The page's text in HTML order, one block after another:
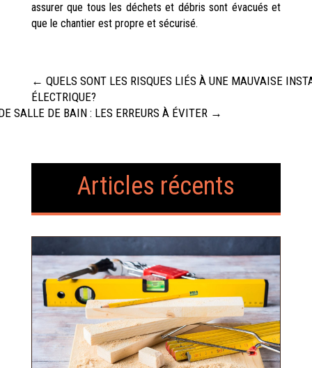
assurer que tous les déchets et débris sont évacués et
que le chantier est propre et sécurisé.
← QUELS SONT LES RISQUES LIÉS À UNE MAUVAISE
ÉLECTRIQUE?
SALLE DE BAIN : LES ERREURS À ÉVITER →
Articles récents